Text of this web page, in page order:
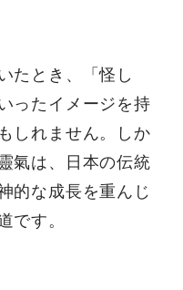
たとき、「怪し
ったイメージを持
しれません。しか
氣は、日本の伝統
的な成長を重んじ
です。